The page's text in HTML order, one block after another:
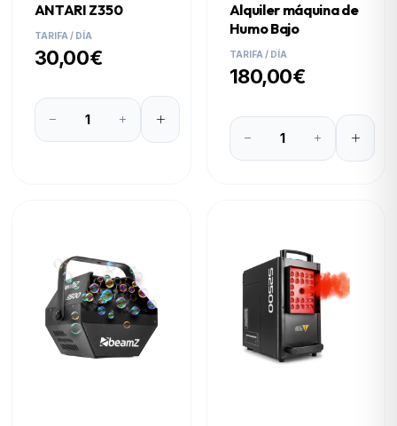
ANTARI Z350
TARIFA / DÍA
30,00€
Alquiler máquina de
Humo Bajo
TARIFA / DÍA
180,00€